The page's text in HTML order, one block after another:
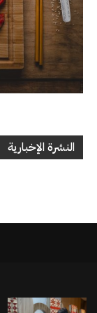
النشرة الإخبارية